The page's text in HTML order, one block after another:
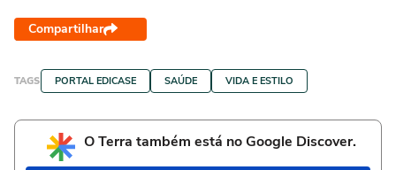
Compartilhar
TAGS PORTAL EDICASE SAÚDE VIDA E ESTILO
O Terra também está no Google Discover.